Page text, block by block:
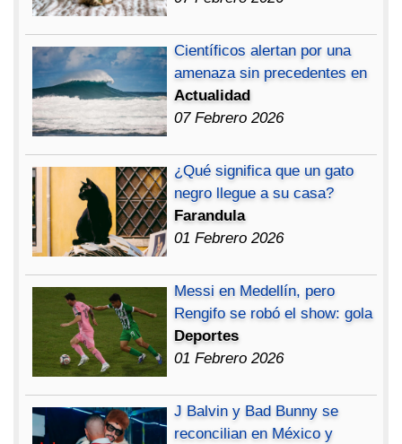
Científicos alertan por una
amenaza sin precedentes en
Actualidad
07 Febrero 2026
¿Qué significa que un gato
negro llegue a su casa?
Farandula
01 Febrero 2026
Messi en Medellín, pero
Rengifo se robó el show: gola
Deportes
01 Febrero 2026
J Balvin y Bad Bunny se
reconcilian en México y